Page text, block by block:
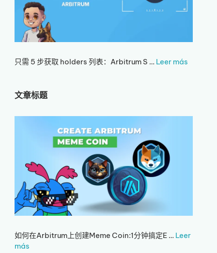
只需 5 步获取 holders 列表：Arbitrum S … Leer más
文章标题
如何在Arbitrum上创建Meme Coin:1分钟搞定E … Leer
más